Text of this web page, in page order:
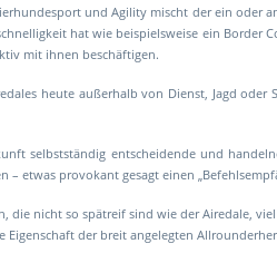
und Agility mischt der ein oder
hat wie beispielsweise ein
mit ihnen beschäftigen.
heute außerhalb von Dienst, Jagd
selbstständig entscheidende und
– etwas provokant gesagt einen
die nicht so spätreif sind wie der Airedale,
Eigenschaft der breit angelegten